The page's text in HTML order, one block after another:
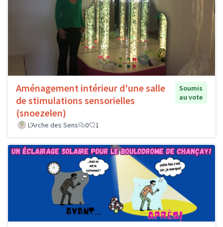
Aménagement intérieur d'une salle
de stimulations sensorielles
(snoezelen)
Soumis
au vote
L'Arche des Sens 0 1